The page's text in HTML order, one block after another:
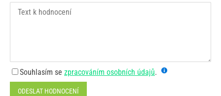
Souhlasím se zpracováním osobních údajů.
ODESLAT HODNOCENÍ